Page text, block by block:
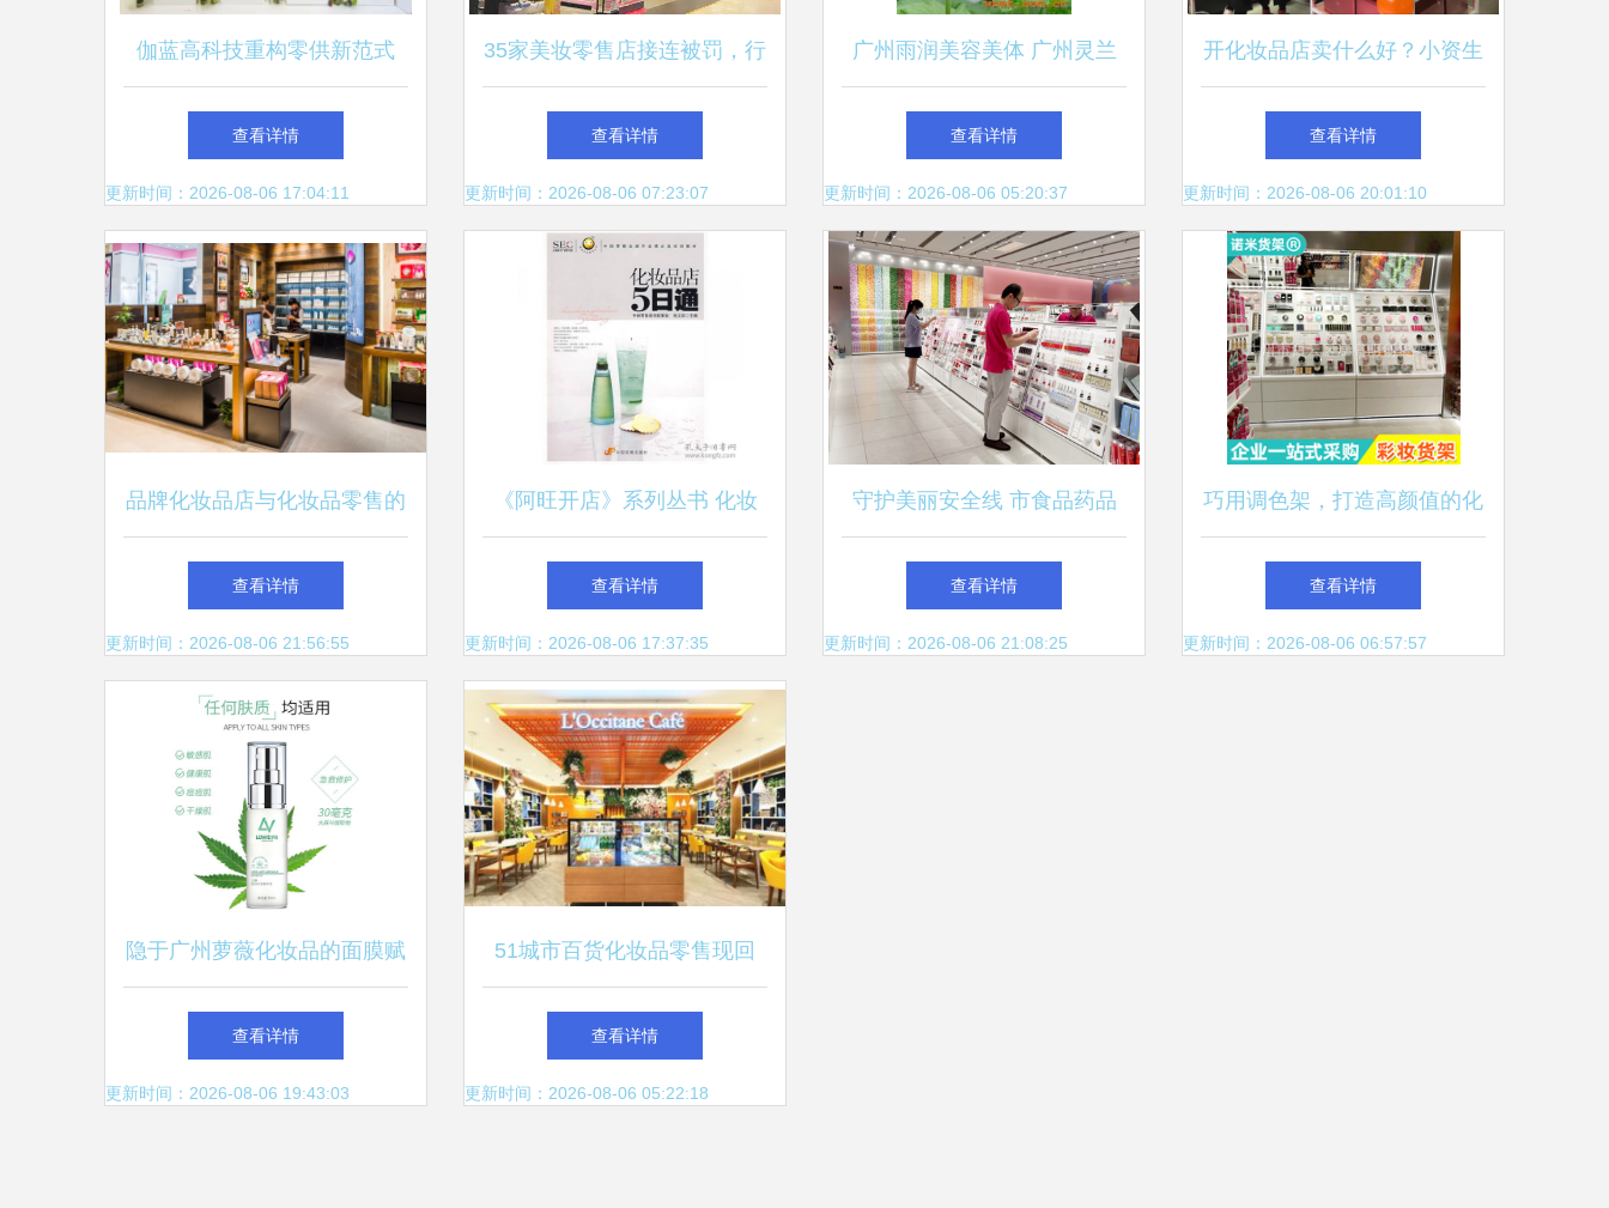
伽蓝高科技重构零供新范式
硬件革新驭未来，品牌巨擘解
锁美妆新赛道的科技革命
查看详情
更新时间：2026-08-06 17:04:11
35家美妆零售店接连被罚，行
业洗牌下的合规警示录
查看详情
更新时间：2026-08-06 07:23:07
广州雨润美容美体 广州灵兰
化妆品厂
查看详情
更新时间：2026-08-06 05:20:37
开化妆品店卖什么好？小资生
活助力小本创业新思路
查看详情
更新时间：2026-08-06 20:01:10
品牌化妆品店与化妆品零售的
未来 线上线下融合的美妆新
生态
查看详情
更新时间：2026-08-06 21:56:55
《阿旺开店》系列丛书 化妆
品店5日通——中国零售业提
升业绩的实战指南
查看详情
更新时间：2026-08-06 17:37:35
守护美丽安全线 市食品药品
检验所圆满完成2021年化妆品
零售环节抽检任务
查看详情
更新时间：2026-08-06 21:08:25
巧用调色架，打造高颜值的化
妆品零售展台
查看详情
更新时间：2026-08-06 06:57:57
隐于广州萝薇化妆品的面膜赋
能之道 从面膜加工厂的精密
算到化妆品零售的智慧起飞 |
查看详情
更新时间：2026-08-06 19:43:03
51城市百货化妆品零售现回
暖,哪个品牌是最大赢家
查看详情
更新时间：2026-08-06 05:22:18